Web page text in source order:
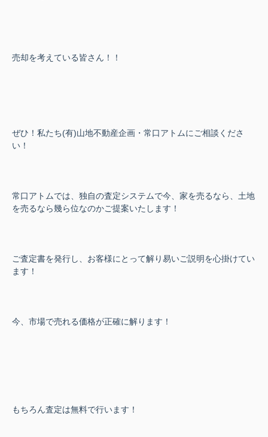
売却を考えている皆さん！！
ぜひ！私たち(有)山地不動産企画・常口アトムにご相談くださ
い！
常口アトムでは、独自の査定システムで今、家を売るなら、土地
を売るなら幾ら位なのかご提案いたします！
ご査定書を発行し、お客様にとって解り易いご説明を心掛けてい
ます！
今、市場で売れる価格が正確に解ります！
もちろん査定は無料で行います！